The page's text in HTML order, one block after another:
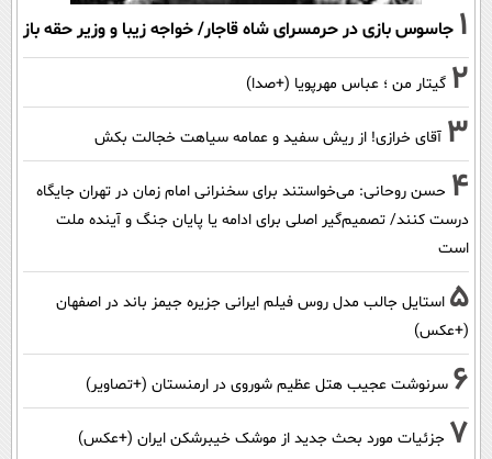
1 جاسوس بازی در حرمسرای شاه قاجار/ خواجه زیبا و وزیر حقه باز
2 گیتار من ؛ عباس مهرپویا (+صدا)
3 آقای خرازی! از ریش سفید و عمامه سیاهت خجالت بکش
4 حسن روحانی: می‌خواستند برای سخنرانی امام زمان در تهران جایگاه
درست کنند/ تصمیم‌گیر اصلی برای ادامه یا پایان جنگ و آینده ملت
است
5 استایل جالب مدل روس فیلم ایرانی جزیره جیمز باند در اصفهان
(+عکس)
6 سرنوشت عجیب هتل عظیم شوروی در ارمنستان (+تصاویر)
7 جزئیات مورد بحث جدید از موشک خیبرشکن ایران (+عکس)